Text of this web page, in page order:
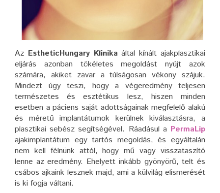
Az EstheticHungary Klinika által kínált ajakplasztikai
eljárás azonban tökéletes megoldást nyújt azok
számára, akiket zavar a túlságosan vékony szájuk.
Mindezt úgy teszi, hogy a végeredmény teljesen
természetes és esztétikus lesz, hiszen minden
esetben a páciens saját adottságainak megfelelő alakú
és méretű implantátumok kerülnek kiválasztásra, a
plasztikai sebész segítségével. Ráadásul a PermaLip
ajakimplantátum egy tartós megoldás, és egyáltalán
nem kell félnünk attól, hogy mű vagy visszataszító
lenne az eredmény. Ehelyett inkább gyönyörű, telt és
csábos ajkaink lesznek majd, ami a külvilág elismerését
is ki fogja váltani.